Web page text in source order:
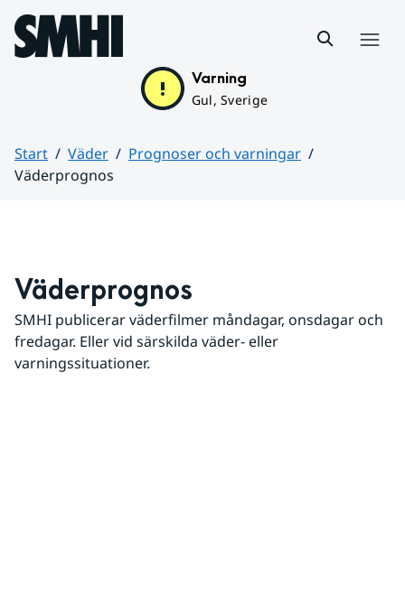
Hoppa till sidans innehåll
Varning
Gul, Sverige
Start Väder
Prognoser och varningar
Väderprognos
Väderprognos
SMHI publicerar väderfilmer måndagar, onsdagar och
fredagar. Eller vid särskilda väder- eller
varningssituationer.